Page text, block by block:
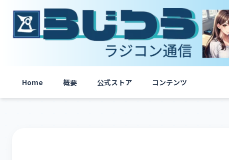
Home 概要 公式ストア コンテンツ